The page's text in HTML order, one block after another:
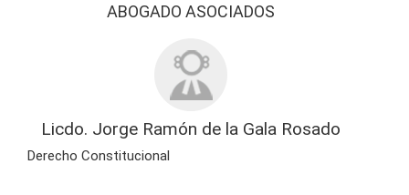
ABOGADO ASOCIADOS
Licdo. Jorge Ramón de la Gala Rosado
Derecho Constitucional